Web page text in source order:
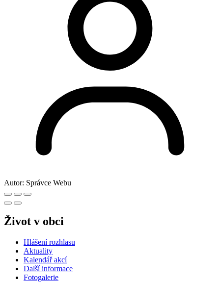
Autor: Správce Webu
Život v obci
Hlášení rozhlasu
Aktuality
Kalendář akcí
Další informace
Fotogalerie